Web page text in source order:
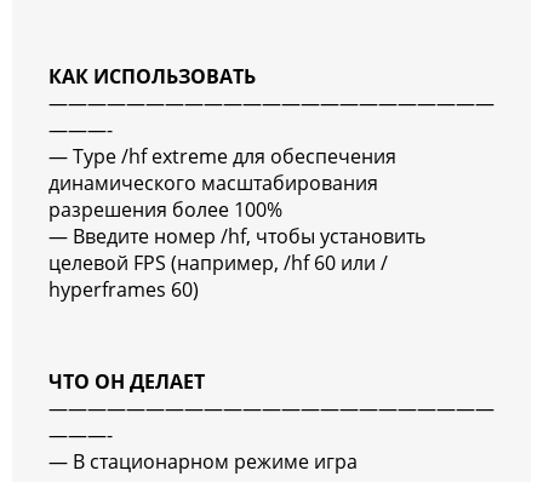
КАК ИСПОЛЬЗОВАТЬ
———————————————————————
———-
— Type /hf extreme для обеспечения
динамического масштабирования
разрешения более 100%
— Введите номер /hf, чтобы установить
целевой FPS (например, /hf 60 или /
hyperframes 60)
ЧТО ОН ДЕЛАЕТ
———————————————————————
———-
— В стационарном режиме игра